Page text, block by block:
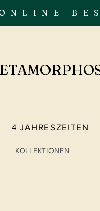
4 JAHRESZEITEN
KOLLEKTIONEN